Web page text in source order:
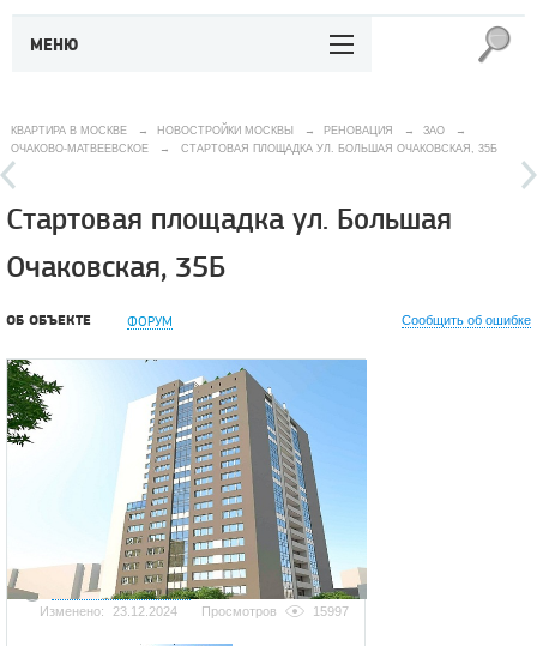
МЕНЮ
КВАРТИРА В МОСКВЕ → НОВОСТРОЙКИ МОСКВЫ → РЕНОВАЦИЯ → ЗАО
→
ОЧАКОВО-МАТВЕЕВСКОЕ
→ СТАРТОВАЯ ПЛОЩАДКА УЛ. БОЛЬШАЯ ОЧАКОВСКАЯ, 35Б
Стартовая площадка ул. Большая
Очаковская, 35Б
ОБ ОБЪЕКТЕ ФОРУМ Сообщить об ошибке
Добавить фотографию
Изменено:
23.12.2024 Просмотров 15997